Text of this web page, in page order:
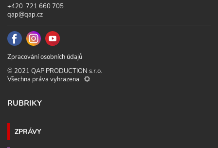
+420 721 660 705
qap@qap.cz
Zpracování osobních údajů
© 2021 QAP PRODUCTION s.r.o.
Všechna práva vyhrazena.
RUBRIKY
ZPRÁVY